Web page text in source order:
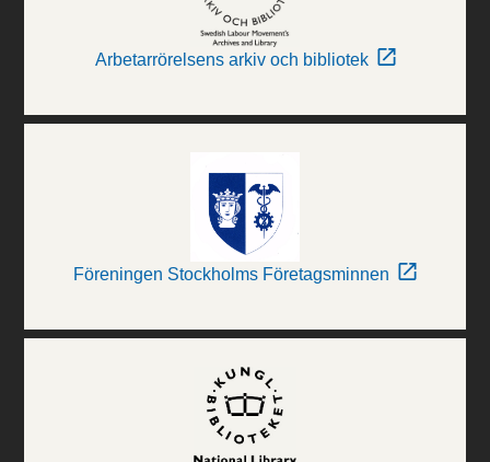
Arbetarrörelsens arkiv och bibliotek
Föreningen Stockholms Företagsminnen